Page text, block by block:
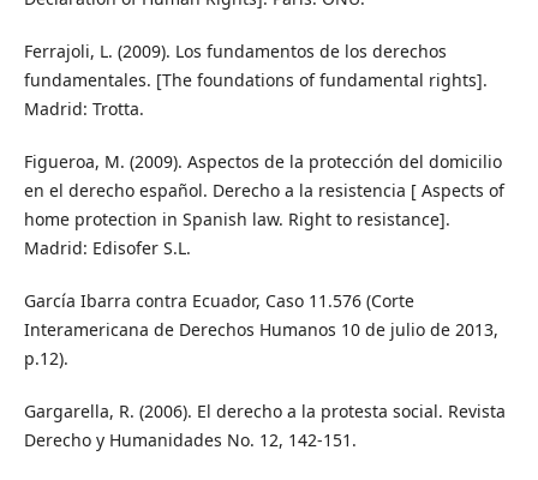
Ferrajoli, L. (2009). Los fundamentos de los derechos
fundamentales. [The foundations of fundamental rights].
Madrid: Trotta.
Figueroa, M. (2009). Aspectos de la protección del domicilio
en el derecho español. Derecho a la resistencia [ Aspects of
home protection in Spanish law. Right to resistance].
Madrid: Edisofer S.L.
García Ibarra contra Ecuador, Caso 11.576 (Corte
Interamericana de Derechos Humanos 10 de julio de 2013,
p.12).
Gargarella, R. (2006). El derecho a la protesta social. Revista
Derecho y Humanidades No. 12, 142-151.